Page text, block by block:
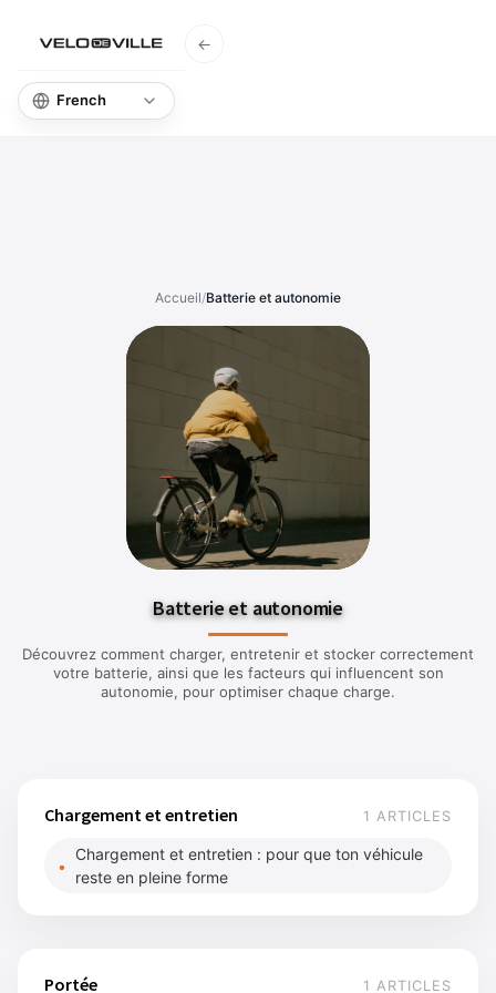
←
Accueil/Batterie et autonomie
Batterie et autonomie
Découvrez comment charger, entretenir et stocker correctement
votre batterie, ainsi que les facteurs qui influencent son
autonomie, pour optimiser chaque charge.
Chargement et entretien 1 ARTICLES
Chargement et entretien : pour que ton véhicule
reste en pleine forme
Portée 1 ARTICLES